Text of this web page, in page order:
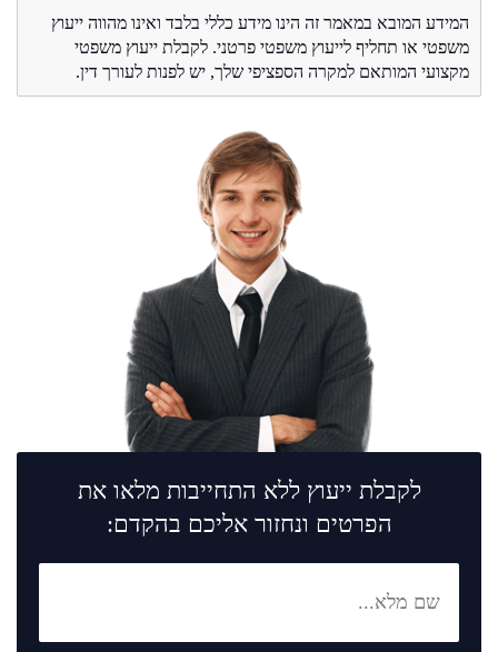
המידע המובא במאמר זה הינו מידע כללי בלבד ואינו מהווה ייעוץ
משפטי או תחליף לייעוץ משפטי פרטני. לקבלת ייעוץ משפטי
מקצועי המותאם למקרה הספציפי שלך, יש לפנות לעורך דין.
לקבלת ייעוץ ללא התחייבות מלאו את
הפרטים ונחזור אליכם בהקדם: